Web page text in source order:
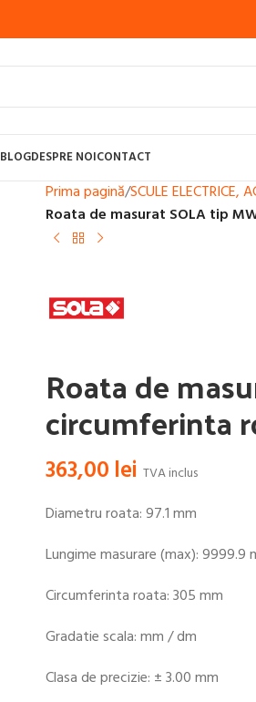
APARATE SUDURA CU BAGHETE SI ARGON,
BLOGDESPRE NOICONTACT
Prima pagină/SCULE ELECTRICE,
Roata de masurat SOLA tip
Roata de
circumferinta
363,00 lei TVA inclus
Diametru roata: 97.1 mm
Lungime masurare (max): 9999.9
Circumferinta roata: 305 mm
Gradatie scala: mm / dm
Clasa de precizie: ± 3.00 mm